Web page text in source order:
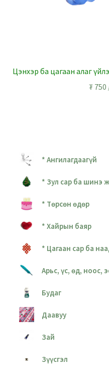
Цэнхэр ба цагаан алаг
₮ 750
* Ангилагдаагүй
* Зул сар ба шинэ
* Төрсөн өдөр
* Хайрын баяр
* Цагаан сар ба
Арьс, үс, өд, ноос,
Будаг
Даавуу
Зай
Зүүсгэл